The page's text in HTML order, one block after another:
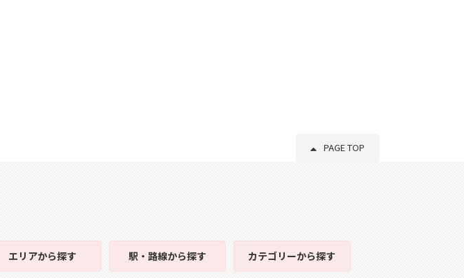
PAGE TOP
エリアから探す 駅・路線から探す カテゴリーから探す